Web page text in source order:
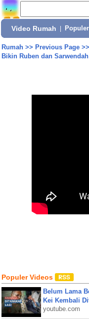
Video Rumah
Rumah>> Previous Page>>
Bikin Ruben dan
Populer Videos
Belum Lama
Kei Kembali
youtube.com